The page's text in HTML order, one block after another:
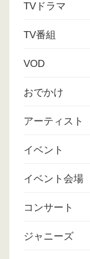
TVドラマ
TV番組
VOD
おでかけ
アーティスト
イベント
イベント会場
コンサート
ジャニーズ